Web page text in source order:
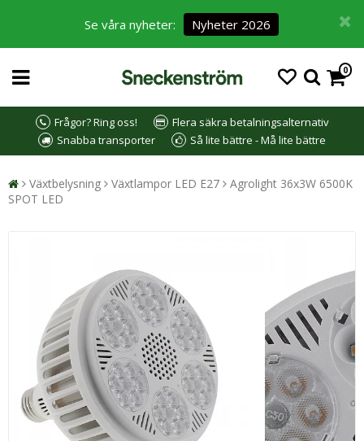
Se våra nyheter: Nyheter 2026
0
Frågor? Ring oss!
Flera säkra betalningsalternativ
Snabba transporter
Så lite bättre - Må lite bättre
Växtbelysning Växtlampor LED E27
Agrolight 36x3W 6500K
SPOT LED